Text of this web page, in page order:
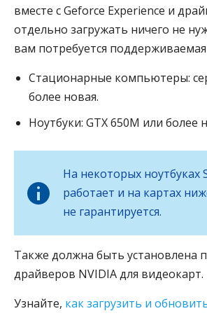
вместе с Geforce Experience и
отдельно загружать ничего не
вам потребуется
Стационарные компьютеры:
более новая.
Ноутбуки: GTX 650M или более
На некоторых ноутбуках
работает и на картах
не гарантируется.
Также должна быть установлена
драйверов NVIDIA для видеокарт.
Узнайте, как загрузить и